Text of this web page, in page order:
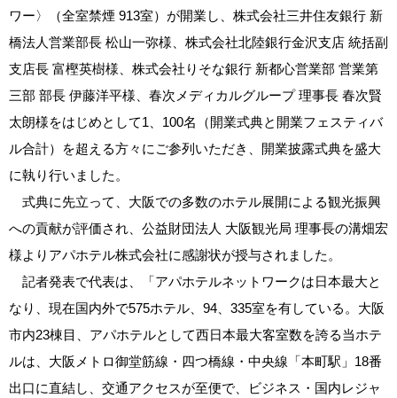
ワー〉（全室禁煙 913室）が開業し、株式会社三井住友銀行 新
橋法人営業部長 松山一弥様、株式会社北陸銀行金沢支店 統括副
支店長 富樫英樹様、株式会社りそな銀行 新都心営業部 営業第
三部 部長 伊藤洋平様、春次メディカルグループ 理事長 春次賢
太朗様をはじめとして1、100名（開業式典と開業フェスティバ
ル合計）を超える方々にご参列いただき、開業披露式典を盛大
に執り行いました。
式典に先立って、大阪での多数のホテル展開による観光振興
への貢献が評価され、公益財団法人 大阪観光局 理事長の溝畑宏
様よりアパホテル株式会社に感謝状が授与されました。
記者発表で代表は、「アパホテルネットワークは日本最大と
なり、現在国内外で575ホテル、94、335室を有している。大阪
市内23棟目、アパホテルとして西日本最大客室数を誇る当ホテ
ルは、大阪メトロ御堂筋線・四つ橋線・中央線「本町駅」18番
出口に直結し、交通アクセスが至便で、ビジネス・国内レジャ